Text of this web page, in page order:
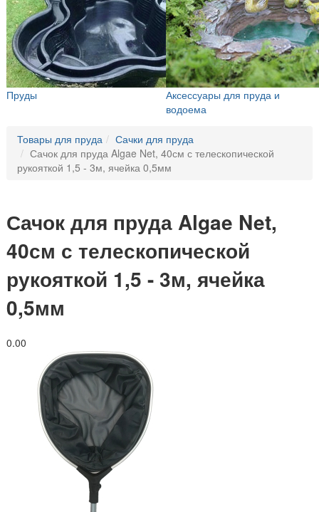
Пруды
Аксессуары для пруда и
водоема
Товары для пруда
Сачки для пруда
Сачок для пруда Algae Net, 40см с телескопической
рукояткой 1,5 - 3м, ячейка 0,5мм
Сачок для пруда Algae Net,
40см с телескопической
рукояткой 1,5 - 3м, ячейка
0,5мм
0.00